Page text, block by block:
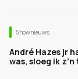
Shownieuws
André Hazes jr
was, sloeg ik